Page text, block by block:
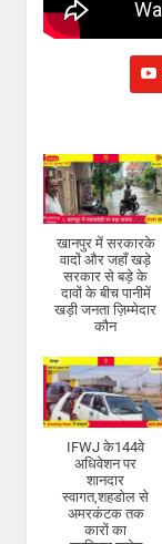
खानपुर में सरकारके
वादों और जहाँ खड़े
सरकार से बड़े के
दावों के बीच पानीमें
खड़ी जनता ज़िम्मेदार
कौन
IFWJ के144वे
अधिवेशन पर
शानदार
स्वागत,शहडोल से
अमरकंटक तक
कारों का